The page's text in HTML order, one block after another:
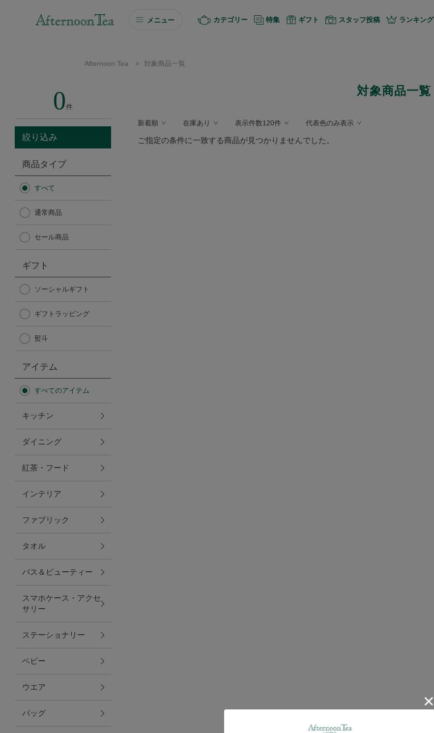
メニュー
ソーシャルギフト
カタログギフト
Afternoon Tea TEAROOM
Afternoon Tea TEAROOM
日傘
保冷バッグ
無重力シリーズ
トラベルグッズ
ランチ
バッグ
キッチン・ダイニング
ダイニング
キッチン
ファブリック
グリーン
カテゴリー 特集 ギフト スタッフ投稿 ランキング
Afternoon Tea > 対象商品一覧
0件
絞り込み
商品タイプ
すべて
通常商品
セール商品
ギフト
ソーシャルギフト
ギフトラッピング
熨斗
アイテム
すべてのアイテム
キッチン
ダイニング
紅茶・フード
インテリア
ファブリック
タオル
バス＆ビューティー
スマホケース・アクセ
サリー
ステーショナリー
ベビー
ウエア
バッグ
対象商品一覧
新着順 在庫あり 表示件数120件 代表色のみ表示
ご指定の条件に一致する商品が見つかりませんでした。